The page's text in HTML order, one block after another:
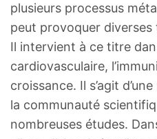
plusieurs processus
peut provoquer
Il intervient à ce titre
cardiovasculaire,
croissance. Il s’agit
la communauté
nombreuses études.